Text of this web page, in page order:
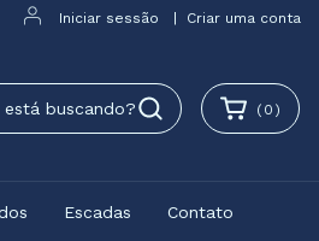
Iniciar sessão Criar uma conta
( 0 )
Escadas Contato